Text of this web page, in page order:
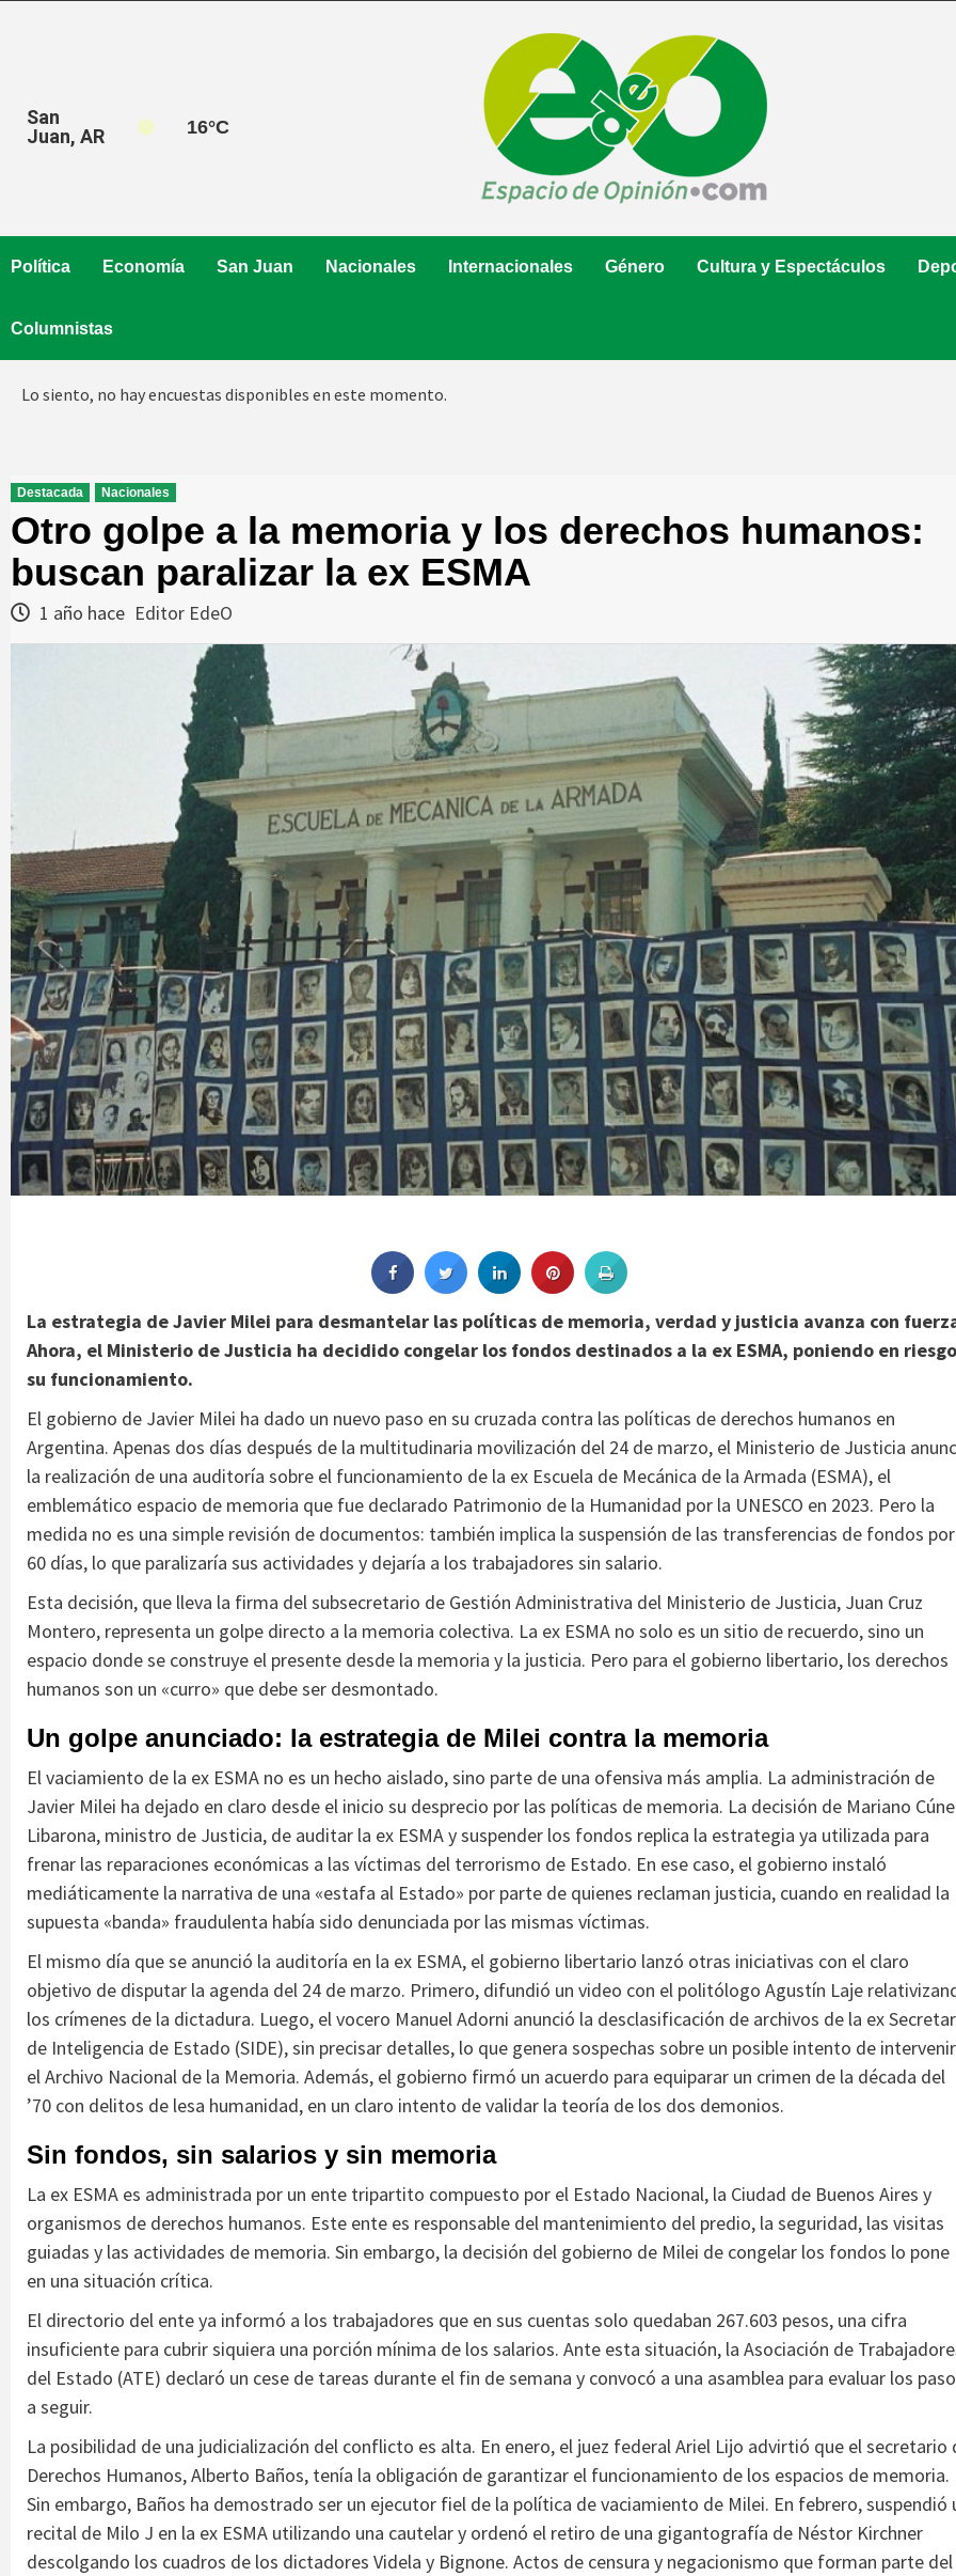
San
Juan, AR
16°C
Política Economía San Juan Nacionales Internacionales Género Cultura y Espectáculos
Columnistas
Lo siento, no hay encuestas disponibles en este momento.
Destacada Nacionales
Otro golpe a la memoria y los derechos humanos:
buscan paralizar la ex ESMA
1 año hace Editor EdeO
La estrategia de Javier Milei para desmantelar las políticas de memoria, verdad y justicia avanza con
Ahora, el Ministerio de Justicia ha decidido congelar los fondos destinados a la ex ESMA, poniendo en riesgo
su funcionamiento.
El gobierno de Javier Milei ha dado un nuevo paso en su cruzada contra las políticas de derechos humanos en
Argentina. Apenas dos días después de la multitudinaria movilización del 24 de marzo, el Ministerio de Justicia
la realización de una auditoría sobre el funcionamiento de la ex Escuela de Mecánica de la Armada (ESMA), el
emblemático espacio de memoria que fue declarado Patrimonio de la Humanidad por la UNESCO en 2023. Pero la
medida no es una simple revisión de documentos: también implica la suspensión de las transferencias de fondos por
60 días, lo que paralizaría sus actividades y dejaría a los trabajadores sin salario.
Esta decisión, que lleva la firma del subsecretario de Gestión Administrativa del Ministerio de Justicia, Juan Cruz
Montero, representa un golpe directo a la memoria colectiva. La ex ESMA no solo es un sitio de recuerdo, sino un
espacio donde se construye el presente desde la memoria y la justicia. Pero para el gobierno libertario, los derechos
humanos son un «curro» que debe ser desmontado.
Un golpe anunciado: la estrategia de Milei contra la memoria
El vaciamiento de la ex ESMA no es un hecho aislado, sino parte de una ofensiva más amplia. La administración de
Javier Milei ha dejado en claro desde el inicio su desprecio por las políticas de memoria. La decisión de Mariano
Libarona, ministro de Justicia, de auditar la ex ESMA y suspender los fondos replica la estrategia ya utilizada para
frenar las reparaciones económicas a las víctimas del terrorismo de Estado. En ese caso, el gobierno instaló
mediáticamente la narrativa de una «estafa al Estado» por parte de quienes reclaman justicia, cuando en realidad la
supuesta «banda» fraudulenta había sido denunciada por las mismas víctimas.
El mismo día que se anunció la auditoría en la ex ESMA, el gobierno libertario lanzó otras iniciativas con el claro
objetivo de disputar la agenda del 24 de marzo. Primero, difundió un video con el politólogo Agustín Laje
los crímenes de la dictadura. Luego, el vocero Manuel Adorni anunció la desclasificación de archivos de la ex
de Inteligencia de Estado (SIDE), sin precisar detalles, lo que genera sospechas sobre un posible intento de intervenir
el Archivo Nacional de la Memoria. Además, el gobierno firmó un acuerdo para equiparar un crimen de la década del
’70 con delitos de lesa humanidad, en un claro intento de validar la teoría de los dos demonios.
Sin fondos, sin salarios y sin memoria
La ex ESMA es administrada por un ente tripartito compuesto por el Estado Nacional, la Ciudad de Buenos Aires y
organismos de derechos humanos. Este ente es responsable del mantenimiento del predio, la seguridad, las visitas
guiadas y las actividades de memoria. Sin embargo, la decisión del gobierno de Milei de congelar los fondos lo pone
en una situación crítica.
El directorio del ente ya informó a los trabajadores que en sus cuentas solo quedaban 267.603 pesos, una cifra
insuficiente para cubrir siquiera una porción mínima de los salarios. Ante esta situación, la Asociación de
del Estado (ATE) declaró un cese de tareas durante el fin de semana y convocó a una asamblea para evaluar los
a seguir.
La posibilidad de una judicialización del conflicto es alta. En enero, el juez federal Ariel Lijo advirtió que el secretario
Derechos Humanos, Alberto Baños, tenía la obligación de garantizar el funcionamiento de los espacios de memoria.
Sin embargo, Baños ha demostrado ser un ejecutor fiel de la política de vaciamiento de Milei. En febrero, suspendió
recital de Milo J en la ex ESMA utilizando una cautelar y ordenó el retiro de una gigantografía de Néstor Kirchner
descolgando los cuadros de los dictadores Videla y Bignone. Actos de censura y negacionismo que forman parte del